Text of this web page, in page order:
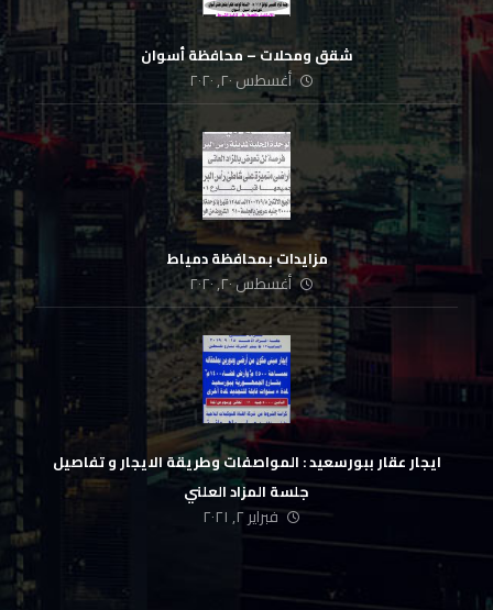
شقق ومحلات – محافظة أسوان
أغسطس ٢٠, ٢٠٢٠
مزايدات بمحافظة دمياط
أغسطس ٢٠, ٢٠٢٠
ايجار عقار ببورسعيد : المواصفات وطريقة الايجار و تفاصيل
جلسة المزاد العلني
فبراير ٢, ٢٠٢١